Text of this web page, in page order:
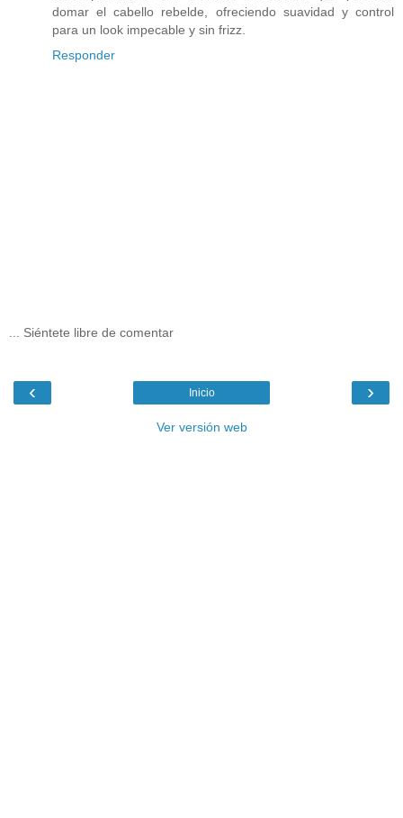
domar el cabello rebelde, ofreciendo suavidad y control
para un look impecable y sin frizz.
Responder
... Siéntete libre de comentar
‹ ›
Inicio
Ver versión web